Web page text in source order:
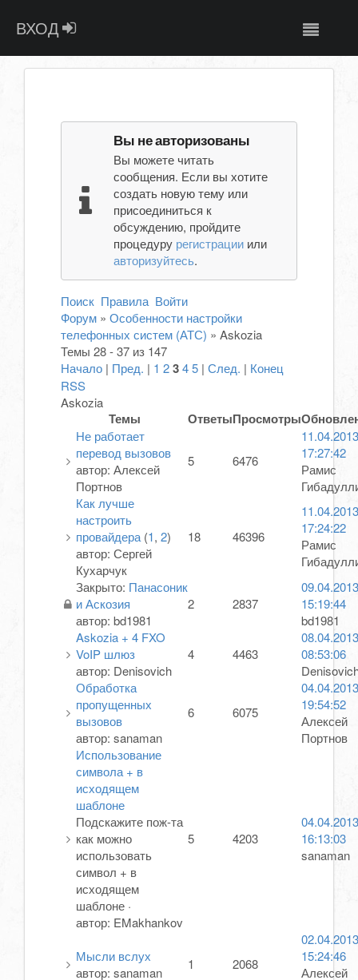
ВХОД
Вы не авторизованы
Вы можете читать
сообщения. Если вы хотите
создать новую тему или
присоединиться к
обсуждению, пройдите
процедуру регистрацииили
авторизуйтесь.
Поиск Правила Войти
Форум » Особенности настройки
телефонных систем (АТС) » Askozia
Темы 28 - 37 из 147
Начало | Пред. | 1 2345 | След. | Конец
RSS
Askozia
Темы ОтветыПросмотры
Не работает
перевод вызовов
автор: Алексей
Портнов
5 6476
11.04.2013
17:27:42
Рамис
Как лучше
настроить
провайдера (1, 2)
автор: Сергей
Кухарчук
18 46396
11.04.2013
17:24:22
Рамис
Закрыто: Панасоник
и Аскозия
автор: bd1981
2 2837
09.04.2013
15:19:44
bd1981
Askozia + 4 FXO
VoIP шлюз
автор: Denisovich
4 4463
08.04.2013
08:53:06
Обработка
пропущенных
вызовов
автор: sanaman
6 6075
04.04.2013
19:54:52
Алексей
Портнов
Использование
символа + в
исходящем
шаблоне
Подскажите пож-та
как можно
использовать
символ + в
исходящем
шаблоне ·
автор: EMakhankov
5 4203
04.04.2013
16:13:03
sanaman
Мысли вслух
автор: sanaman
1 2068
02.04.2013
15:24:46
Алексей